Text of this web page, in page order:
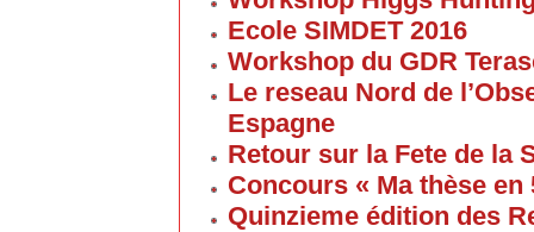
Ecole SIMDET 2016
Workshop du GDR
Le reseau Nord de
Espagne
Retour sur la Fete de la
Concours « Ma thèse
Quinzieme édition des